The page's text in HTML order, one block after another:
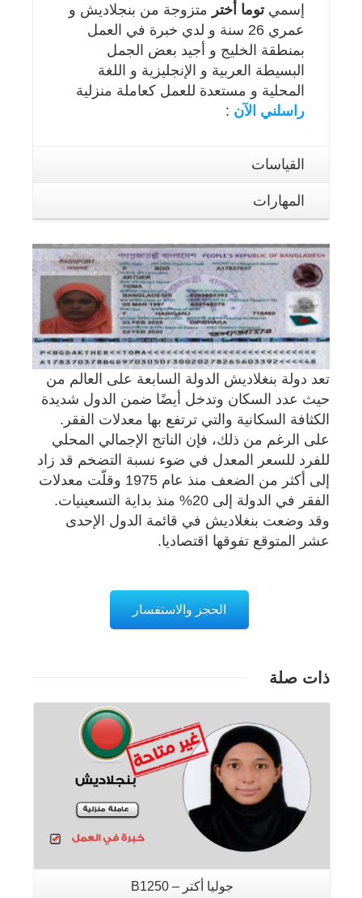
إسميتوما أختر متزوجة من بنجلاديش و
عمري 26 سنة و لدي خبرة في العمل
بمنطقة الخليج و أجيد بعض الجمل
البسيطة العربية و الإنجليزية و اللغة
المحلية و مستعدة للعمل كعاملة منزلية
راسلني الآن :
القياسات
المهارات
تعد دولة بنغلاديش الدولة السابعة على العالم من
حيث عدد السكان وتدخل أيضًا ضمن الدول شديدة
الكثافة السكانية والتي ترتفع بها معدلات الفقر.
على الرغم من ذلك، فإن الناتج الإجمالي المحلي
للفرد للسعر المعدل في ضوء نسبة التضخم قد زاد
إلى أكثر من الضعف منذ عام 1975 وقلّت معدلات
الفقر في الدولة إلى 20% منذ بداية التسعينيات.
وقد وضعت بنغلاديش في قائمة الدول الإحدى
عشر المتوقع تفوقها اقتصاديا.
الحجز والاستفسار
ذات صلة
جوليا أكتر – B1250